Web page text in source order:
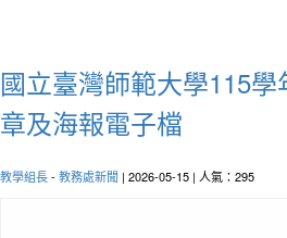
國立臺灣師範大學115
章及海報電子檔
教學組長- 教務處新聞 | 2026-05-15 | 人氣：295